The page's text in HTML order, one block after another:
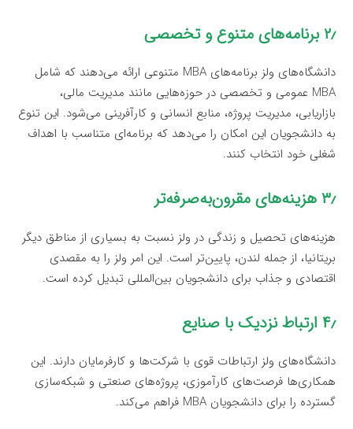
۲٫ برنامه‌های متنوع و تخصصی
دانشگاه‌های ولز برنامه‌های MBA متنوعی ارائه می‌دهند که شامل
MBA عمومی و تخصصی در حوزه‌هایی مانند مدیریت مالی،
بازاریابی، مدیریت پروژه، منابع انسانی و کارآفرینی می‌شود. این تنوع
به دانشجویان این امکان را می‌دهد که برنامه‌ای متناسب با اهداف
شغلی خود انتخاب کنند.
۳٫ هزینه‌های مقرون‌به‌صرفه‌تر
هزینه‌های تحصیل و زندگی در ولز نسبت به بسیاری از مناطق دیگر
بریتانیا، از جمله لندن، پایین‌تر است. این امر ولز را به مقصدی
اقتصادی و جذاب برای دانشجویان بین‌المللی تبدیل کرده است.
۴٫ ارتباط نزدیک با صنایع
دانشگاه‌های ولز ارتباطات قوی با شرکت‌ها و کارفرمایان دارند. این
همکاری‌ها فرصت‌های کارآموزی، پروژه‌های صنعتی و شبکه‌سازی
گسترده را برای دانشجویان MBA فراهم می‌کند.